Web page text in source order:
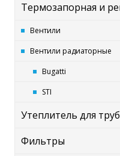
Термозапорная и
Вентили
Вентили радиаторные
Bugatti
STI
Утеплитель для труб
Фильтры